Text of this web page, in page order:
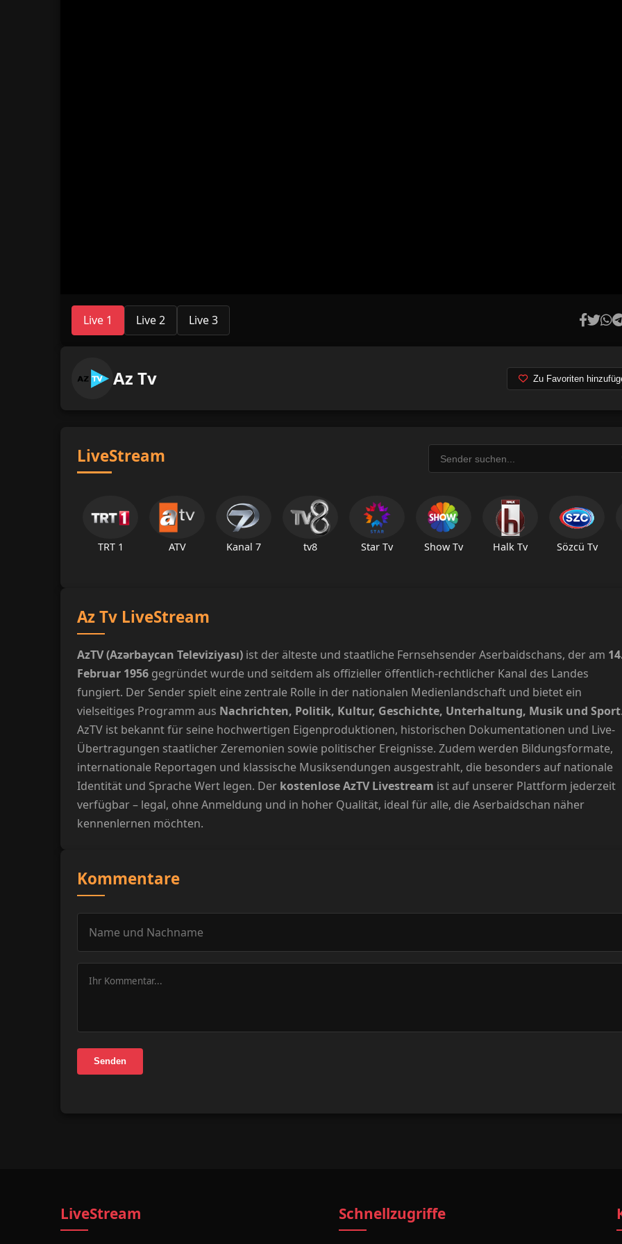
Live 1 Live 2 Live 3
Az Tv Zu Favoriten
LiveStream
TRT 1 ATV Kanal 7 tv8 Star Tv Show Tv Halk Tv Sözcü Tv
Az Tv LiveStream
AzTV (Azərbaycan Televiziyası) ist der älteste und staatliche Fernsehsender Aserbaidschans, der am
Februar 1956 gegründet wurde und seitdem als offizieller öffentlich-rechtlicher Kanal des Landes
fungiert. Der Sender spielt eine zentrale Rolle in der nationalen Medienlandschaft und bietet ein
vielseitiges Programm aus Nachrichten, Politik, Kultur, Geschichte, Unterhaltung, Musik und Sport.
AzTV ist bekannt für seine hochwertigen Eigenproduktionen, historischen Dokumentationen und Live-
Übertragungen staatlicher Zeremonien sowie politischer Ereignisse. Zudem werden Bildungsformate,
internationale Reportagen und klassische Musiksendungen ausgestrahlt, die besonders auf nationale
Identität und Sprache Wert legen. Der kostenlose AzTV Livestream ist auf unserer Plattform jederzeit
verfügbar – legal, ohne Anmeldung und in hoher Qualität, ideal für alle, die Aserbaidschan näher
kennenlernen möchten.
Kommentare
Senden
LiveStream Schnellzugriffe